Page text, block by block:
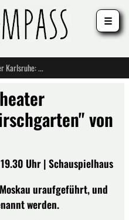
Badisches Staatstheater Karlsruhe: "Der Kirschgarten" von Anton Čechov
von
Uhr | Schauspielhaus
uraufgeführt, und
werden.
☰